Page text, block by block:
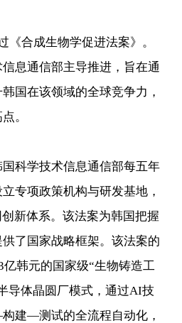
《合成生物学促进法案》。
息通信部主导推进，旨在通
国在该领域的全球竞争力，
。
科学技术信息通信部每五年
专项政策机构与研发基地，
新体系。该法案为韩国把握
了国家战略框架。该法案的
韩元的国家级“生物铸造工
导体晶圆厂模式，通过AI技
建—测试的全流程自动化，